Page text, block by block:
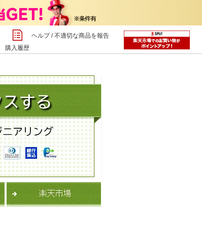
購入履歴
ヘルプ/不適切な商品を報告